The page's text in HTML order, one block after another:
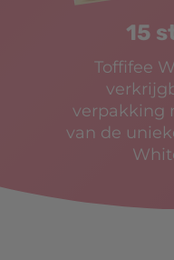
15
Toffifee
verpakking
van de